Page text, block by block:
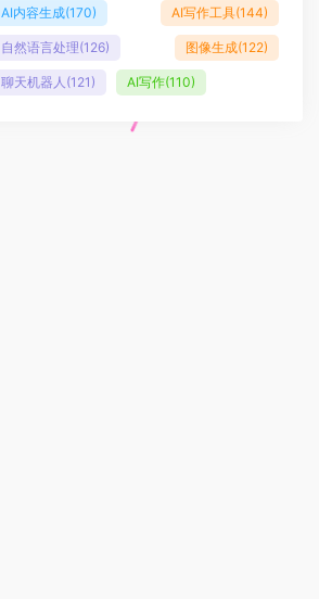
AI内容生成(170) AI写作工具(144)
自然语言处理(126) 图像生成(122)
聊天机器人 (121) AI写作(110)